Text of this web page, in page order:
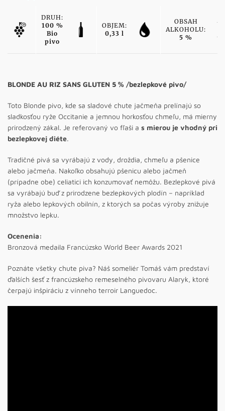
DRUH:
100 %
Bio
pivo
OBJEM:
0,33 l
OBSAH
ALKOHOLU:
5 %
BLONDE AU RIZ SANS GLUTEN 5 % /bezlepkové pivo/
Toto Blonde pivo, kde sa sladové chute jačmeňa prelínajú so
sladkosťou ryže Occitanie a jemnou horkosťou chmeľu, má mierny
prirodzený zákal. Je referovaný vo fľaši a s mierou je vhodný pri
bezlepkovej diéte.
Tradičné pivá sa vyrábajú z vody, droždia, chmeľu a pšenice
alebo jačmeňa. Nakoľko obsahujú pšenicu alebo jačmeň
(prípadne obe) celiatici ich konzumovať nemôžu. Bezlepkové pivá
sa vyrábajú buď z prirodzene bezlepkových plodín – napríklad
ryža alebo lepkových obilnín, z ktorých sa počas výroby znižuje
množstvo lepku.
Ocenenia:
Bronzová medaila Francúzsko World Beer Awards 2021
Poznáte všetky chute piva? Náš someliér Tomáš vám predstaví
ďalších šesť z francúzskeho remeselného pivovaru Alaryk, ktoré
čerpajú inšpiráciu z vínneho terroir Languedoc.